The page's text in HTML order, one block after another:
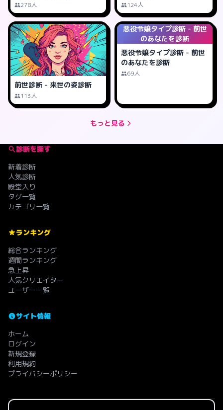
278人 124人
前世診断 - 来世の姿診断
113人
悪役令嬢タイプ診断 - 前世
のあなたを診断
悪役令嬢タイプ診断 - 前世
のあなたを診断
69人
もっと見る
診断を探す
新着診断
人気診断
殿堂入り
タグ一覧
カテゴリ一覧
ランキング
総合ランキング
週間ランキング
急上昇
人気クリエイター
ユーザー一覧
サイト情報
ホーム
ログイン
新規登録
利用規約
プライバシーポリシー